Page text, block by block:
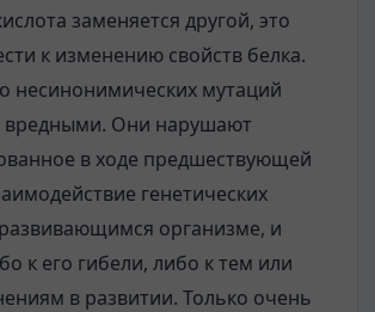
заменяется другой, это
к изменению свойств белка.
несинонимических мутаций
вредными. Они нарушают
в ходе предшествующей
генетических
организме, и
к его гибели, либо к тем или
в развитии. Только очень